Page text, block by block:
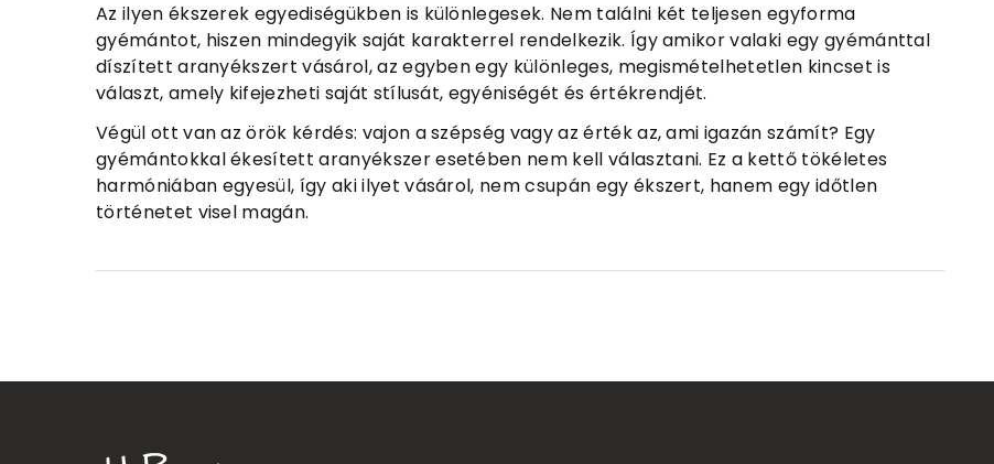
Az ilyen ékszerek egyediségükben is különlegesek. Nem találni két teljesen egyforma
gyémántot, hiszen mindegyik saját karakterrel rendelkezik. Így amikor valaki egy gyémánttal
díszített aranyékszert vásárol, az egyben egy különleges, megismételhetetlen kincset is
választ, amely kifejezheti saját stílusát, egyéniségét és értékrendjét.
Végül ott van az örök kérdés: vajon a szépség vagy az érték az, ami igazán számít? Egy
gyémántokkal ékesített aranyékszer esetében nem kell választani. Ez a kettő tökéletes
harmóniában egyesül, így aki ilyet vásárol, nem csupán egy ékszert, hanem egy időtlen
történetet visel magán.